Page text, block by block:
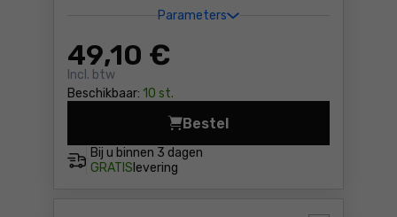
Parameters
49,10 €
Incl. btw
Beschikbaar: 10 st.
Bij u binnen 3 dagen
GRATIS levering
Bestel
Accu Li-Power 18V 4,0Ah